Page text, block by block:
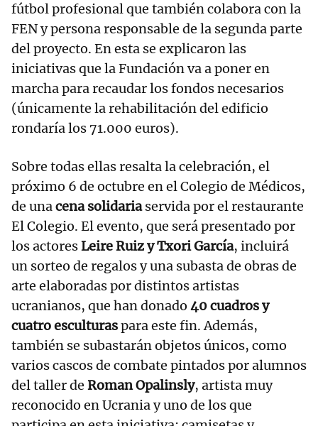
fútbol profesional que también colabora con la
FEN y persona responsable de la segunda parte
del proyecto. En esta se explicaron las
iniciativas que la Fundación va a poner en
marcha para recaudar los fondos necesarios
(únicamente la rehabilitación del edificio
rondaría los 71.000 euros).
Sobre todas ellas resalta la celebración, el
próximo 6 de octubre en el Colegio de Médicos,
de unacena solidariaservida por el restaurante
El Colegio. El evento, que será presentado por
los actoresLeire Ruiz y Txori García, incluirá
un sorteo de regalos y una subasta de obras de
arte elaboradas por distintos artistas
ucranianos, que han donado 40 cuadros y
cuatro esculturaspara este fin. Además,
también se subastarán objetos únicos, como
varios cascos de combate pintados por alumnos
del taller de Roman Opalinsly, artista muy
reconocido en Ucrania y uno de los que